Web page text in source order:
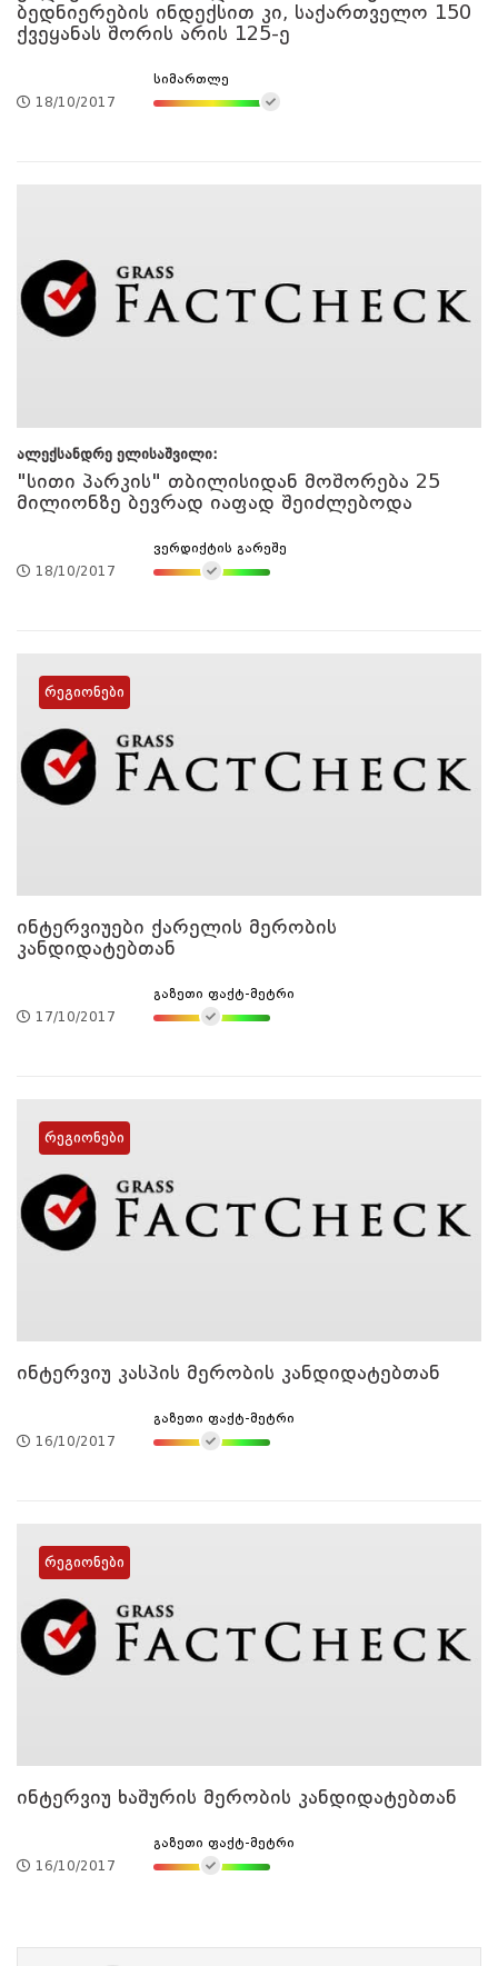
ბედნიერების ინდექსით კი, საქართველო 150
ქვეყანას შორის არის 125-ე
18/10/2017
სიმართლე
ალექსანდრე ელისაშვილი:
"სითი პარკის" თბილისიდან მოშორება 25
მილიონზე ბევრად იაფად შეიძლებოდა
18/10/2017
ვერდიქტის გარეშე
ინტერვიუები ქარელის მერობის
კანდიდატებთან
17/10/2017
გაზეთი ფაქტ-მეტრი
რეგიონები
ინტერვიუ კასპის მერობის კანდიდატებთან
16/10/2017
გაზეთი ფაქტ-მეტრი
რეგიონები
ინტერვიუ ხაშურის მერობის კანდიდატებთან
16/10/2017
გაზეთი ფაქტ-მეტრი
რეგიონები